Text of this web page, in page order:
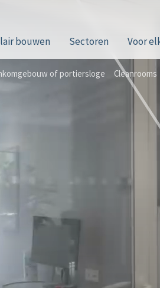
bouwen Sectoren Voor
of portiersloge Cleanrooms